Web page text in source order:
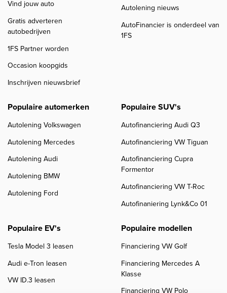
Vind jouw auto
Gratis adverteren
autobedrijven
1FS Partner worden
Occasion koopgids
Inschrijven nieuwsbrief
Autolening nieuws
AutoFinancier is onderdeel van
1FS
Populaire automerken
Autolening Volkswagen
Autolening Mercedes
Autolening Audi
Autolening BMW
Autolening Ford
Populaire SUV's
Autofinanciering Audi Q3
Autofinanciering VW Tiguan
Autofinanciering Cupra
Formentor
Autofinanciering VW T-Roc
Autofinaniering Lynk&Co 01
Populaire EV's
Tesla Model 3 leasen
Audi e-Tron leasen
VW ID.3 leasen
Populaire modellen
Financiering VW Golf
Financiering Mercedes A
Klasse
Financiering VW Polo